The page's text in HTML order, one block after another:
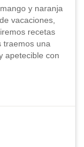
y naranja
vacaciones,
recetas
traemos una
apetecible con